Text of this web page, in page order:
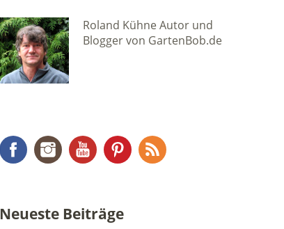
Roland Kühne Autor und
Blogger von GartenBob.de
FacebookInstagramYouTubePinterestRSS Feed
Neueste Beiträge